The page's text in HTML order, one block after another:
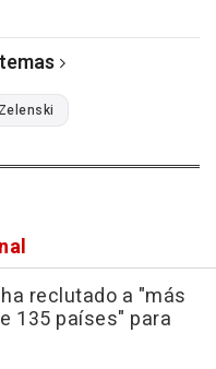
reclutado a "más
135 países" para